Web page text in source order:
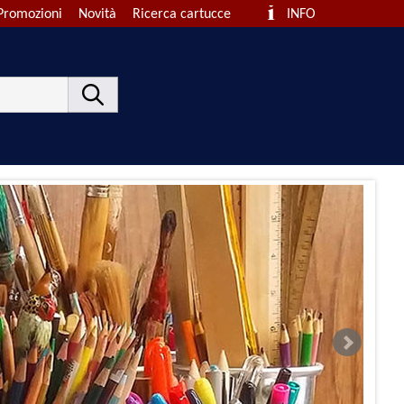
INFO
Ricerca cartucce
Novità